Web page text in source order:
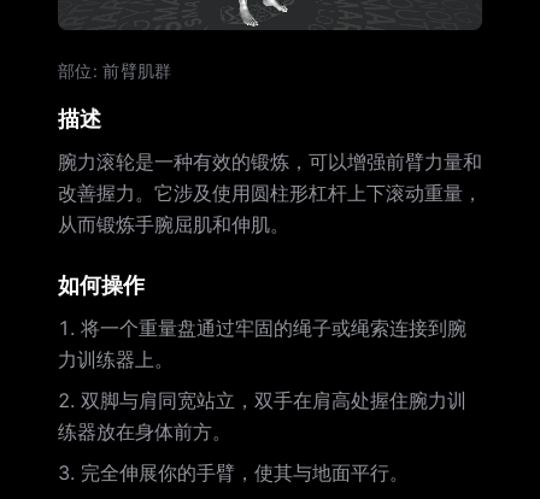
部位: 前臂肌群
描述
腕力滚轮是一种有效的锻炼，可以增强前臂力量和
改善握力。它涉及使用圆柱形杠杆上下滚动重量，
从而锻炼手腕屈肌和伸肌。
如何操作
将一个重量盘通过牢固的绳子或绳索连接到腕
力训练器上。
双脚与肩同宽站立，双手在肩高处握住腕力训
练器放在身体前方。
完全伸展你的手臂，使其与地面平行。